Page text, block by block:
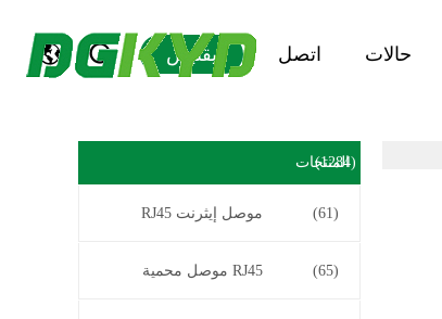
حالات اتصل يقتبس
المنتجات(1284)
موصل إيثرنت RJ45 (61)
RJ45 موصل محمية (65)